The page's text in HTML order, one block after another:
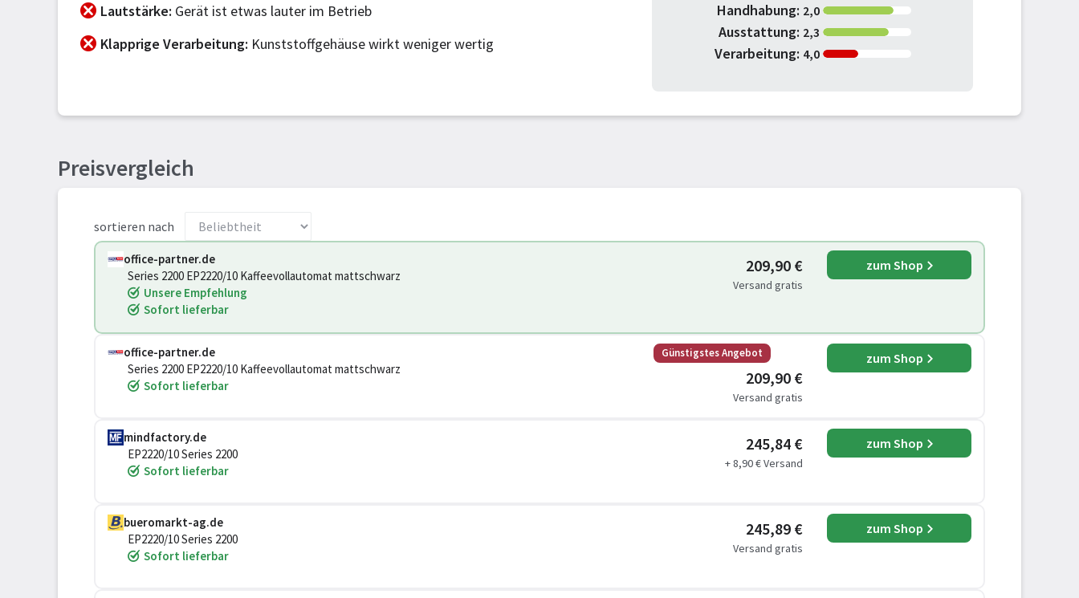
Handhabung: 2,0
Ausstattung: 2,3
Verarbeitung: 4,0
Lautstärke Gerät ist etwas lauter im Betrieb
Klapprige Verarbeitung Kunststoffgehäuse wirkt weniger wertig
Preisvergleich
sortieren nach
office-partner.de
Series 2200 EP2220/10 Kaffeevollautomat mattschwarz
Unsere Empfehlung
Sofort lieferbar
209,90 €
Versand gratis
zum Shop
office-partner.de
Series 2200 EP2220/10 Kaffeevollautomat mattschwarz
Sofort lieferbar
Günstigstes Angebot
209,90 €
Versand gratis
zum Shop
mindfactory.de
EP2220/10 Series 2200
Sofort lieferbar
245,84 €
+ 8,90 € Versand
zum Shop
bueromarkt-ag.de
EP2220/10 Series 2200
Sofort lieferbar
245,89 €
Versand gratis
zum Shop